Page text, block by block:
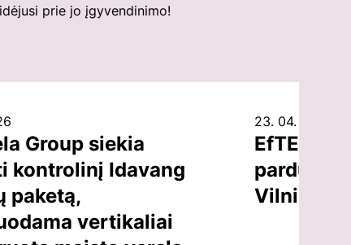
prie jo įgyvendinimo!
Group siekia
kontrolinį Idavang
paketą,
vertikaliai
23. 04. 26
EfTEN
parduoti
Vilniuje,